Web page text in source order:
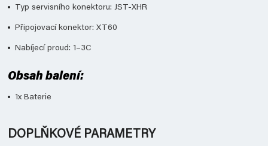
Typ servisního konektoru: JST-XHR
Připojovací konektor: XT60
Nabíjecí proud: 1–3C
Obsah balení:
1x Baterie
DOPLŇKOVÉ PARAMETRY